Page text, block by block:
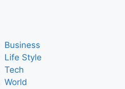
Business
Life Style
Tech
World